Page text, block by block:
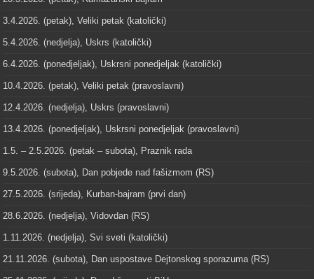
3.4.2026. (petak), Veliki petak (katolički)
5.4.2026. (nedjelja), Uskrs (katolički)
6.4.2026. (ponedjeljak), Uskrsni ponedjeljak (katolički)
10.4.2026. (petak), Veliki petak (pravoslavni)
12.4.2026. (nedjelja), Uskrs (pravoslavni)
13.4.2026. (ponedjeljak), Uskrsni ponedjeljak (pravoslavni)
1.5. – 2.5.2026. (petak – subota), Praznik rada
9.5.2026. (subota), Dan pobjede nad fašizmom (RS)
27.5.2026. (srijeda), Kurban-bajram (prvi dan)
28.6.2026. (nedjelja), Vidovdan (RS)
1.11.2026. (nedjelja), Svi sveti (katolički)
21.11.2026. (subota), Dan uspostave Dejtonskog sporazuma (RS)